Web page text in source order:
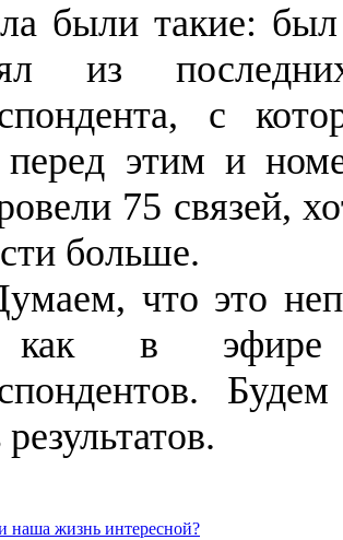
были такие:
из
с
перед этим и
75 связей,
больше.
что это
как в
наша жизнь интересной?